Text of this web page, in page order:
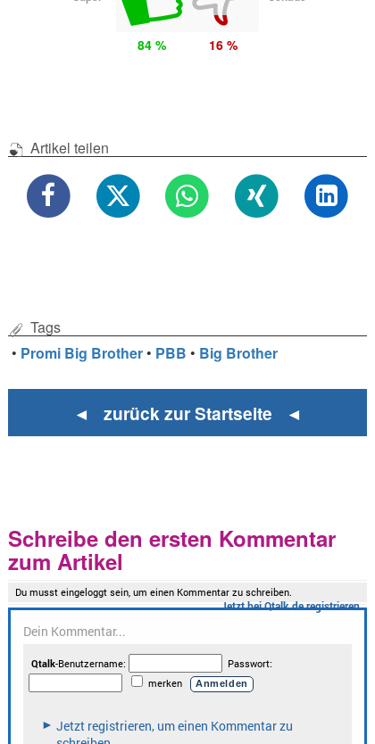
84 % 16 %
Artikel teilen
Tags
• Promi Big Brother • PBB • Big Brother
◄ zurück zur Startseite ◄
Schreibe den ersten Kommentar
zum Artikel